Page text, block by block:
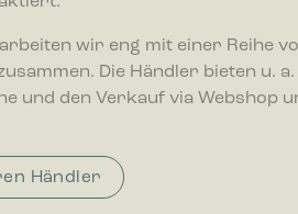
wir eng mit einer Reihe
Die Händler bieten u. a.
und den Verkauf via Webshop
Händler